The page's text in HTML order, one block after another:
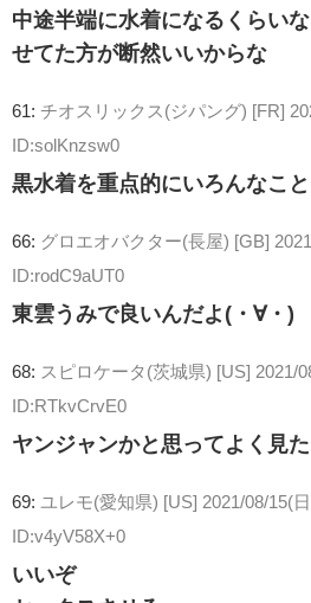
中途半端に水着になるくらい
せてた方が断然いいからな
61: チオスリックス(ジパング) [FR]
ID:solKnzsw0
黒水着を重点的にいろんなこ
66: グロエオバクター(長屋) [GB]
ID:rodC9aUT0
東雲うみで良いんだよ(・∀・)
68: スピロケータ(茨城県) [US] 2021/
ID:RTkvCrvE0
ヤンジャンかと思ってよく見
69: ユレモ(愛知県) [US] 2021/08/15(
ID:v4yV58X+0
いいぞ